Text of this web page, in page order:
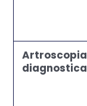
Artroscopia
diagnostica